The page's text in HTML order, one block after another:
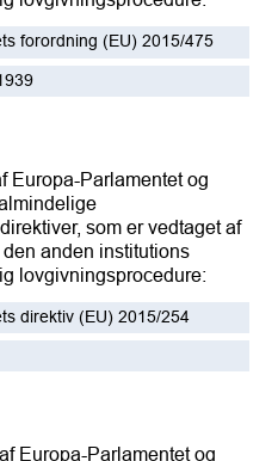
forordning (EU) 2015/475
Europa-Parlamentet og
som er vedtaget af
anden institutions
lovgivningsprocedure:
direktiv (EU) 2015/254
Europa-Parlamentet og